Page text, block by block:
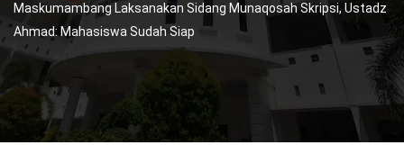
Maskumambang Laksanakan Sidang Munaqosah Skripsi, Ustadz
Ahmad: Mahasiswa Sudah Siap